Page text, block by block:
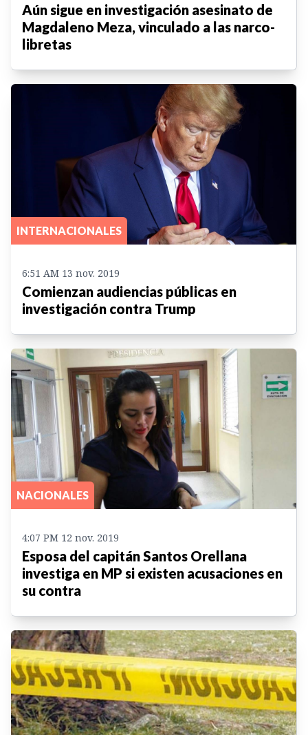
Aún sigue en investigación asesinato de
Magdaleno Meza, vinculado a las narco-
libretas
INTERNACIONALES
6:51 AM 13 nov. 2019
Comienzan audiencias públicas en
investigación contra Trump
NACIONALES
4:07 PM 12 nov. 2019
Esposa del capitán Santos Orellana
investiga en MP si existen acusaciones en
su contra